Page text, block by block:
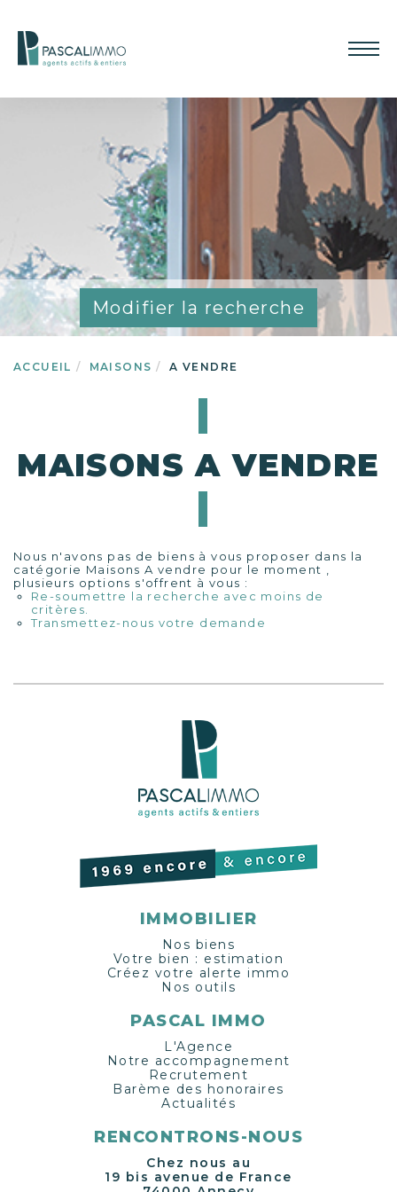
Modifier la recherche
ACCUEIL MAISONS A VENDRE
MAISONS A VENDRE
Nous n'avons pas de biens à vous proposer dans la
catégorie Maisons A vendre pour le moment ,
plusieurs options s'offrent à vous :
Re-soumettre la recherche avec moins de
critères.
Transmettez-nous votre demande
IMMOBILIER
Nos biens
Votre bien : estimation
Créez votre alerte immo
Nos outils
PASCAL IMMO
L'Agence
Notre accompagnement
Recrutement
Barème des honoraires
Actualités
RENCONTRONS-NOUS
Chez nous au
19 bis avenue de France